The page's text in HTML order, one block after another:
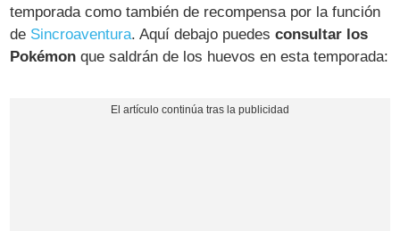
temporada como también de recompensa por la función
de Sincroaventura. Aquí debajo puedesconsultar los
Pokémon que saldrán de los huevos en esta temporada: